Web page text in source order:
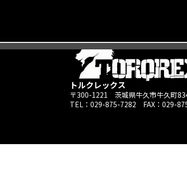
トルクレックス
〒300-1221 茨城県牛久市牛久町
TEL：029-875-7282 ​FAX：029-